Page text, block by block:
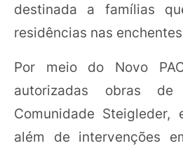
destinada a famílias
residências nas
Por meio do Novo
autorizadas obras de
Comunidade Steigleder,
além de intervenções